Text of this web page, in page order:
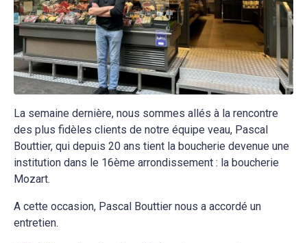
La semaine dernière, nous sommes allés à la rencontre
des plus fidèles clients de notre équipe veau, Pascal
Bouttier, qui depuis 20 ans tient la boucherie devenue une
institution dans le 16ème arrondissement : la boucherie
Mozart.
A cette occasion, Pascal Bouttier nous a accordé un
entretien.